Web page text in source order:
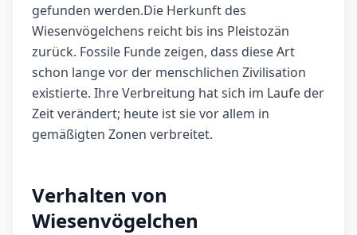
gefunden werden.Die Herkunft des
Wiesenvögelchens reicht bis ins Pleistozän
zurück. Fossile Funde zeigen, dass diese Art
schon lange vor der menschlichen Zivilisation
existierte. Ihre Verbreitung hat sich im Laufe der
Zeit verändert; heute ist sie vor allem in
gemäßigten Zonen verbreitet.
Verhalten von
Wiesenvögelchen